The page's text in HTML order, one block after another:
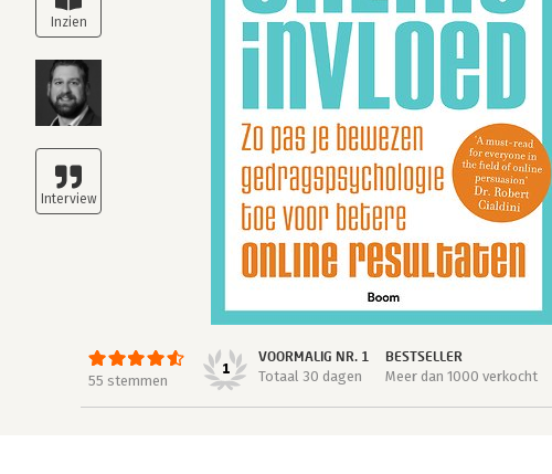
55 stemmen
1
VOORMALIG NR. 1
Totaal 30 dagen
BESTSELLER
Meer dan 1000 verkocht